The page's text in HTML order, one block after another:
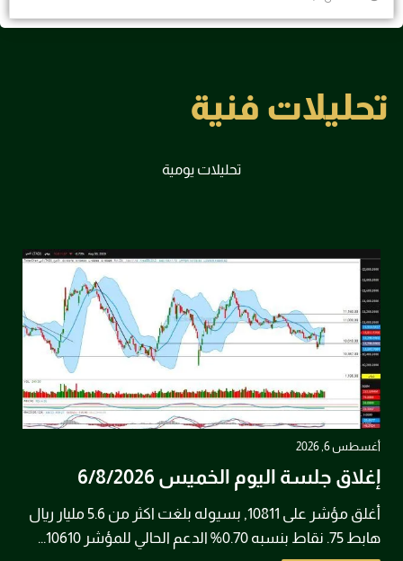
تحليلات فنية
تحليلات يومية
أغسطس 6, 2026
إغلاق جلسة اليوم الخميس 6/8/2026
أغلق مؤشر على 10811, بسيوله بلغت اكثر من 5.6 مليار ريال
هابط 75. نقاط بنسبه 0.70% الدعم الحالي للمؤشر 10610...